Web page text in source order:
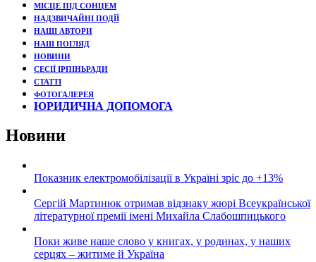
МІСЦЕ ПІД СОНЦЕМ
НАДЗВИЧАЙНІ ПОДЇЇ
НАШІ АВТОРИ
НАШ ПОГЛЯД
НОВИНИ
СЕСІЇ ІРПІНЬРАДИ
СТАТТІ
ФОТОГАЛЕРЕЯ
ЮРИДИЧНА ДОПОМОГА
Новини
Показник електромобілізації в Україні зріс до +13%
Сергій Мартинюк отримав відзнаку жюрі Всеукраїнської
літературної премії імені Михайла Слабошпицького
Поки живе наше слово у книгах, у родинах, у наших
серцях – житиме й Україна